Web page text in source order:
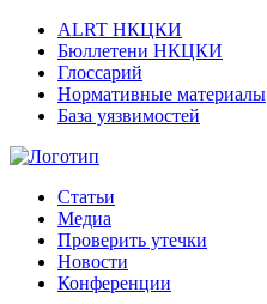
ALRT НКЦКИ
Бюллетени НКЦКИ
Глоссарий
Нормативные материалы
База уязвимостей
Статьи
Медиа
Проверить утечки
Новости
Конференции